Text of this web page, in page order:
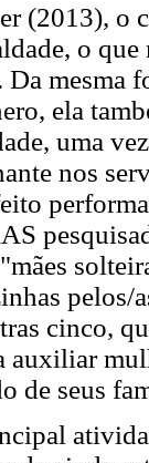
(2013), o
o
mesma
ela
uma
nos
pelos/
cinco,
auxiliar
de seus